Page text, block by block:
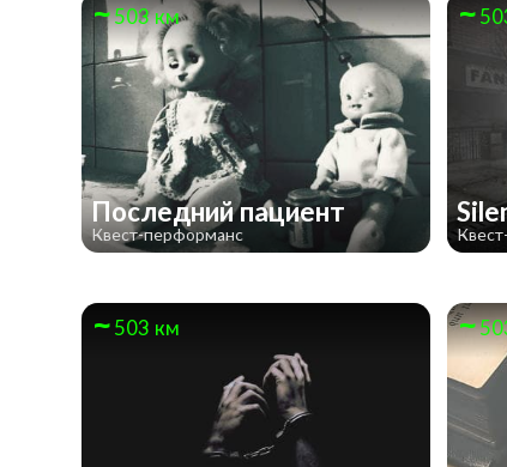
503 км
Последний пациент
Квест-перформанс
503 км